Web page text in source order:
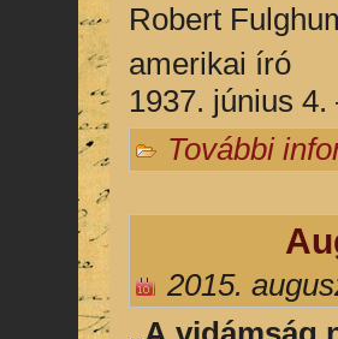
Robert
amerikai író
1937. június
További
2015.